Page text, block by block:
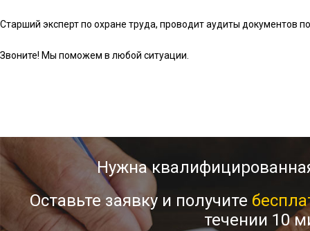
Старший эксперт по охране труда, проводит аудиты документов
Звоните! Мы поможем в любой ситуации.
Нужна
Оставьте заявку и получите
течении 10